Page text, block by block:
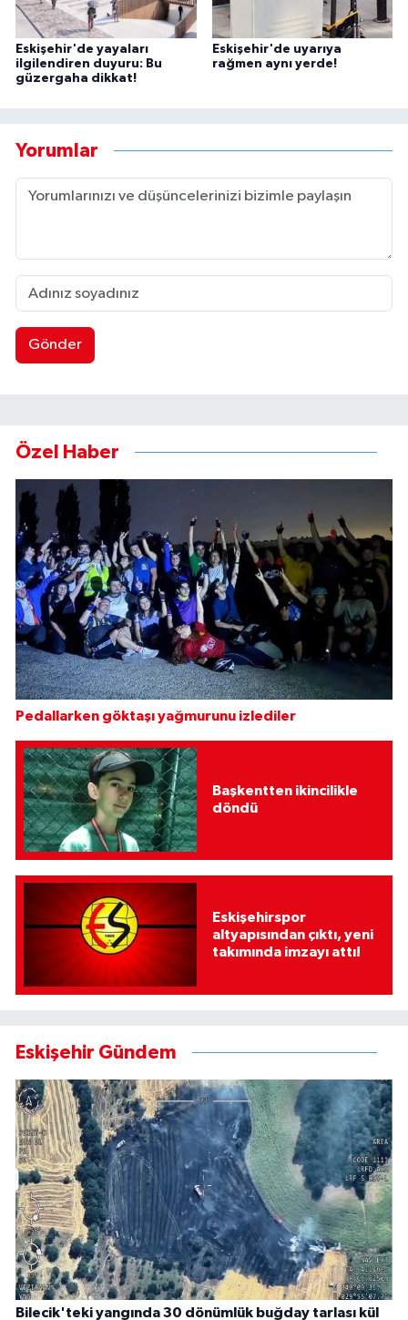
Eskişehir'de yayaları
ilgilendiren duyuru: Bu
güzergaha dikkat!
Eskişehir'de uyarıya
rağmen aynı yerde!
Yorumlar
Gönder
Özel Haber
Pedallarken göktaşı yağmurunu izlediler
Başkentten ikincilikle
döndü
Eskişehirspor
altyapısından çıktı, yeni
takımında imzayı attı!
Eskişehir Gündem
Bilecik'teki yangında 30 dönümlük buğday tarlası kül